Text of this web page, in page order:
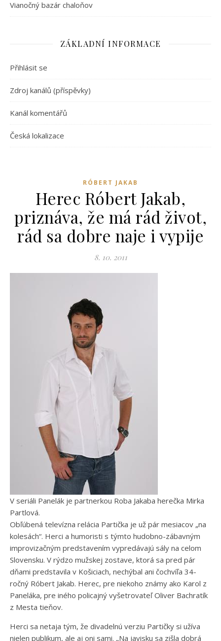
Vianočný bazár chaloňov
ZÁKLADNÍ INFORMACE
Přihlásit se
Zdroj kanálů (příspěvky)
Kanál komentářů
Česká lokalizace
RÓBERT JAKAB
Herec Róbert Jakab,
priznáva, že má rád život,
rád sa dobre naje i vypije
8. 10. 2011
V seriáli Panelák je partnerkou Roba Jakaba herečka Mirka
Partlová.
Obľúbená televízna relácia Partička je už pár mesiacov „na
kolesách“. Herci a humoristi s týmto hudobno-zábavným
improvizačným predstavením vypredávajú sály na celom
Slovensku. V rýdzo mužskej zostave, ktorá sa pred pár
dňami predstavila v Košiciach, nechýbal ani čochvíľa 34-
ročný Róbert Jakab. Herec, pre niekoho známy ako Karol z
Paneláka, pre iného policajný vyšetrovateľ Oliver Bachratík
z Mesta tieňov.
Herci sa netaja tým, že divadelnú verziu Partičky si užíva
nielen publikum, ale aj oni sami. „Na javisku sa zišla dobrá